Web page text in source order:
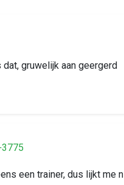
gruwelijk aan geergerd
een trainer, dus lijkt me